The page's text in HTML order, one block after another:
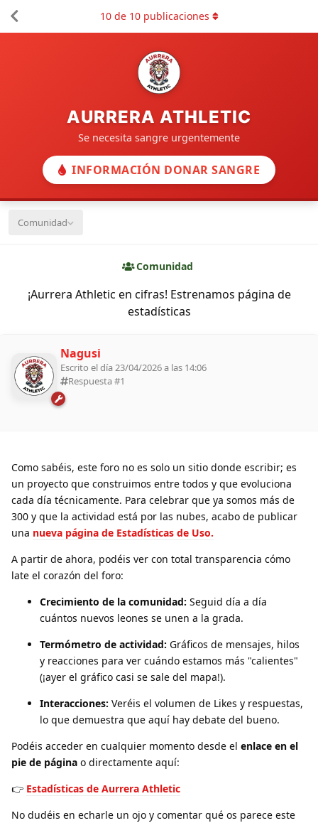
AURRERA ATHLETIC
Se necesita sangre urgentemente
INFORMACIÓN DONAR SANGRE
Comunidad
Comunidad
¡Aurrera Athletic en cifras! Estrenamos página de
estadísticas
10de 10publicaciones
Nagusi
Escrito el día 23/04/2026 a las 14:06
Respuesta #1
Como sabéis, este foro no es solo un sitio donde escribir; es
un proyecto que construimos entre todos y que evoluciona
cada día técnicamente. Para celebrar que ya somos más de
300 y que la actividad está por las nubes, acabo de publicar
una nueva página de Estadísticas de Uso.
A partir de ahora, podéis ver con total transparencia cómo
late el corazón del foro:
Crecimiento de la comunidad: Seguid día a día
cuántos nuevos leones se unen a la grada.
Termómetro de actividad: Gráficos de mensajes, hilos
y reacciones para ver cuándo estamos más "calientes"
(¡ayer el gráfico casi se sale del mapa!).
Interacciones: Veréis el volumen de Likes y respuestas,
lo que demuestra que aquí hay debate del bueno.
Podéis acceder en cualquier momento desde el enlace en el
pie de página o directamente aquí:
👉 Estadísticas de Aurrera Athletic
No dudéis en echarle un ojo y comentar qué os parece este